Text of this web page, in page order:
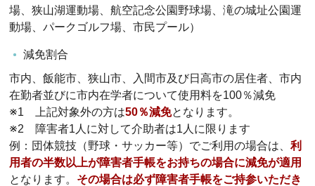
場、狭山湖運動場、航空記念公園野球場、滝の城址公園運
動場、パークゴルフ場、市民プール）
減免割合
市内、飯能市、狭山市、入間市及び日高市の居住者、市内
在勤者並びに市内在学者について使用料を100％減免
※1 上記対象外の方は50％減免となります。
※2 障害者1人に対して介助者は1人に限ります
例：団体競技（野球・サッカー等）でご利用の場合は、利
用者の半数以上が障害者手帳をお持ちの場合に減免が適用
となります。 その場合は必ず障害者手帳をご持参いただき